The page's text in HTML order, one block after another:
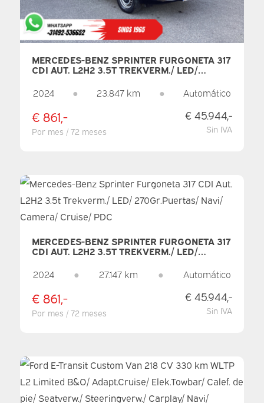
MERCEDES-BENZ SPRINTER FURGONETA 317
CDI AUT. L2H2 3.5T TREKVERM./ LED/
PDC
2024 ● 23.847 km ● Automático
€ 861,-
Por mes / 72 meses
€ 45.944,-
Sin IVA
MERCEDES-BENZ SPRINTER FURGONETA 317
CDI AUT. L2H2 3.5T TREKVERM./ LED/
PDC
2024 ● 27.147 km ● Automático
€ 861,-
Por mes / 72 meses
€ 45.944,-
Sin IVA